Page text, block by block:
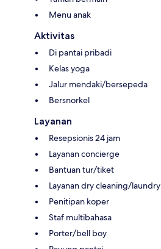
Menu anak
Aktivitas
Di pantai pribadi
Kelas yoga
Jalur mendaki/bersepeda
Bersnorkel
Layanan
Resepsionis 24 jam
Layanan concierge
Bantuan tur/tiket
Layanan dry cleaning/laundry
Penitipan koper
Staf multibahasa
Porter/bell boy